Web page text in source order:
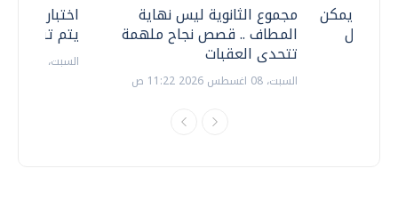
اختبارات
يتم
السبت، 18 يوليو 2026 09:22 ص
مجموع الثانوية ليس نهاية
المطاف .. قصص نجاح ملهمة
تتحدى العقبات
السبت، 08 اغسطس 2026 11:22 ص
.. هل يمكن
نتعامل